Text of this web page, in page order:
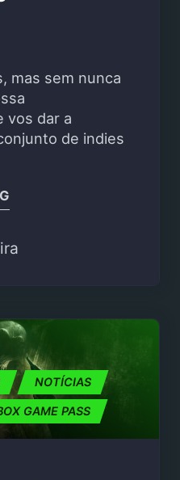
mas sem nunca
vos dar a
de indies
NOTÍCIAS
GAME PASS